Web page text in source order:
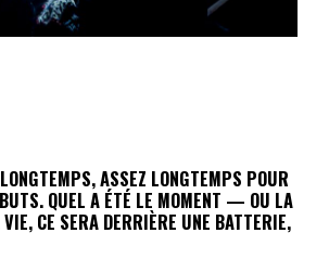
ASSEZ LONGTEMPS POUR
QUEL A ÉTÉ LE MOMENT — OU LA
CE SERA DERRIÈRE UNE BATTERIE,